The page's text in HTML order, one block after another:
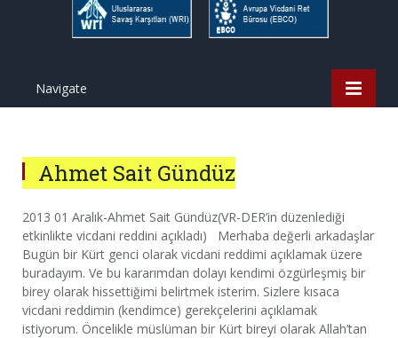
Navigate
Ahmet Sait Gündüz
2013 01 Aralık-Ahmet Sait Gündüz(VR-DER’in düzenlediği
etkinlikte vicdani reddini açıkladı) Merhaba değerli arkadaşlar
Bugün bir Kürt genci olarak vicdani reddimi açıklamak üzere
buradayım. Ve bu kararımdan dolayı kendimi özgürleşmiş bir
birey olarak hissettiğimi belirtmek isterim. Sizlere kısaca
vicdani reddimin (kendimce) gerekçelerini açıklamak
istiyorum. Öncelikle müslüman bir Kürt bireyi olarak Allah’tan